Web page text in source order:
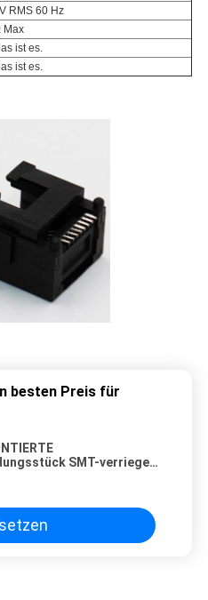
RMS 60 Hz
Max
ist es.
ist es.
besten Preis für
SMT-verriegeln